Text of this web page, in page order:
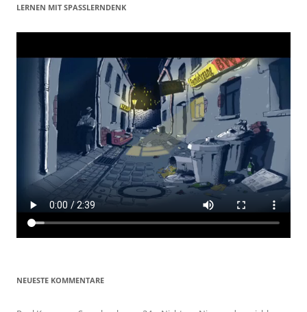
LERNEN MIT SPASSLERNDENK
NEUESTE KOMMENTARE